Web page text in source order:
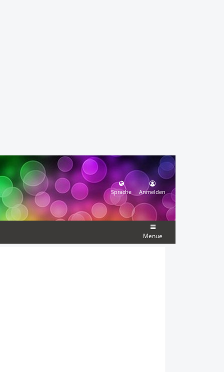
Sprache Anmelden
Menue